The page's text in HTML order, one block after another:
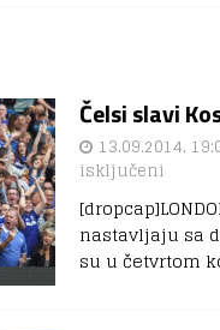
Čelsi slavi
13.09.2014.
isključeni
nastavljaju sa
su u četvrtom